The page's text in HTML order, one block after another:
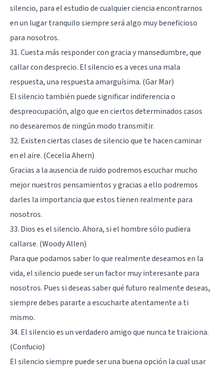
silencio, para el estudio de cualquier ciencia encontrarnos
en un lugar tranquilo siempre será algo muy beneficioso
para nosotros.
31. Cuesta más responder con gracia y mansedumbre, que
callar con desprecio. El silencio es a veces una mala
respuesta, una respuesta amarguísima. (Gar Mar)
El silencio también puede significar indiferencia o
despreocupación, algo que en ciertos determinados casos
no desearemos de ningún modo transmitir.
32. Existen ciertas clases de silencio que te hacen caminar
en el aire. (Cecelia Ahern)
Gracias a la ausencia de ruido podremos escuchar mucho
mejor nuestros pensamientos y gracias a ello podremos
darles la importancia que estos tienen realmente para
nosotros.
33. Dios es el silencio. Ahora, si el hombre sólo pudiera
callarse. (Woody Allen)
Para que podamos saber lo que realmente deseamos en la
vida, el silencio puede ser un factor muy interesante para
nosotros. Pues si deseas saber qué futuro realmente deseas,
siempre debes pararte a escucharte atentamente a ti
mismo.
34. El silencio es un verdadero amigo que nunca te traiciona.
(Confucio)
El silencio siempre puede ser una buena opción la cual usar